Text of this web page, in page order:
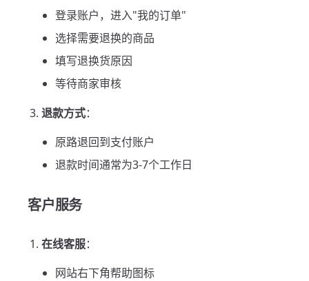
登录账户，进入"我的订单"
选择需要退换的商品
填写退换货原因
等待商家审核
退款方式：
原路退回到支付账户
退款时间通常为3-7个工作日
客户服务
在线客服：
网站右下角帮助图标